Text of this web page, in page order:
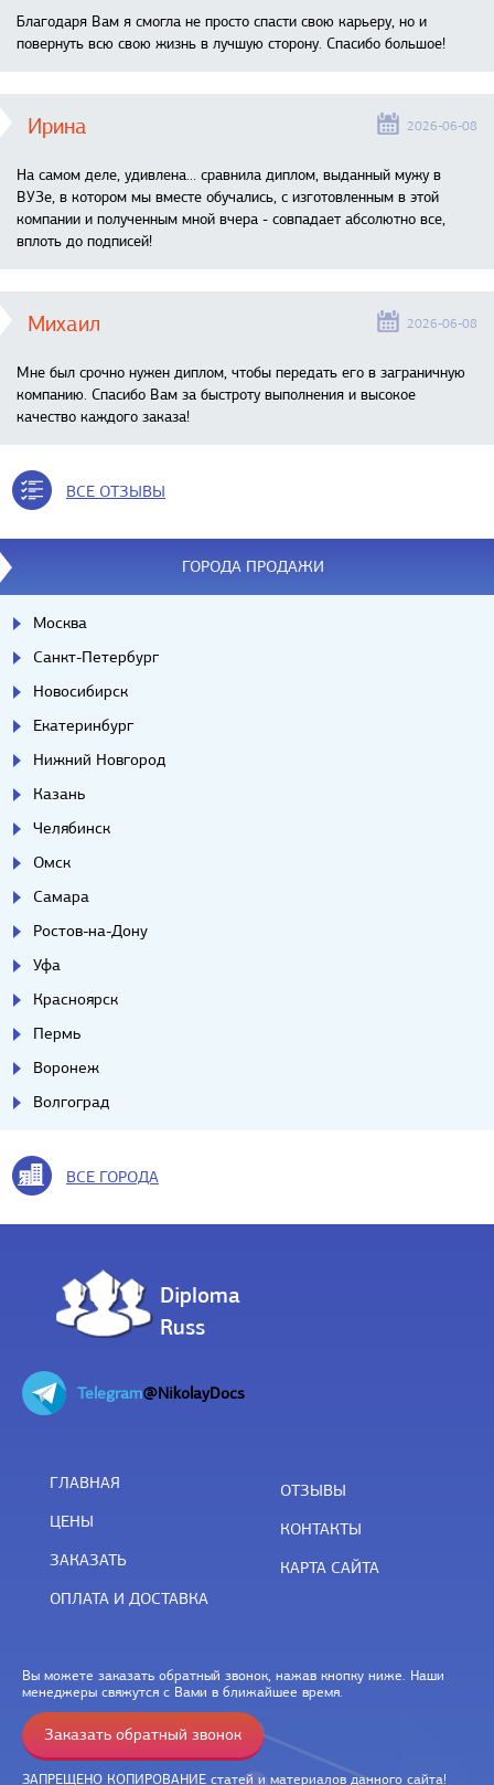
Благодаря Вам я смогла не просто спасти свою карьеру, но и
повернуть всю свою жизнь в лучшую сторону. Спасибо большое!
Ирина 2026-06-08
На самом деле, удивлена… сравнила диплом, выданный мужу в
ВУЗе, в котором мы вместе обучались, с изготовленным в этой
компании и полученным мной вчера - совпадает абсолютно все,
вплоть до подписей!
Михаил 2026-06-08
Мне был срочно нужен диплом, чтобы передать его в заграничную
компанию. Спасибо Вам за быстроту выполнения и высокое
качество каждого заказа!
ВСЕ ОТЗЫВЫ
ГОРОДА ПРОДАЖИ
Москва
Санкт-Петербург
Новосибирск
Екатеринбург
Нижний Новгород
Казань
Челябинск
Омск
Самара
Ростов-на-Дону
Уфа
Красноярск
Пермь
Воронеж
Волгоград
ВСЕ ГОРОДА
Diploma
Russ
Telegram@NikolayDocs
ГЛАВНАЯ
ЦЕНЫ
ЗАКАЗАТЬ
ОПЛАТА И ДОСТАВКА
ОТЗЫВЫ
КОНТАКТЫ
КАРТА САЙТА
Вы можете заказать обратный звонок, нажав кнопку ниже. Наши
менеджеры свяжутся с Вами в ближайшее время.
Заказать обратный звонок
ЗАПРЕЩЕНО КОПИРОВАНИЕ статей и материалов данного сайта!